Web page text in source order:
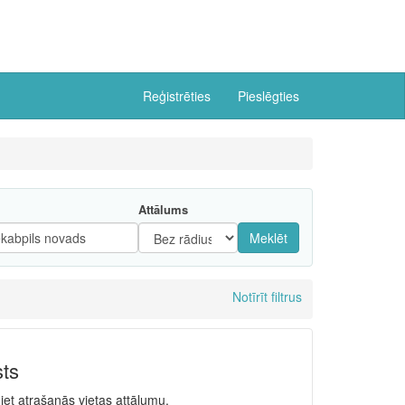
Reģistrēties Pieslēgties
Attālums
Meklēt
Notīrīt filtrus
atrašanās vietas attālumu.